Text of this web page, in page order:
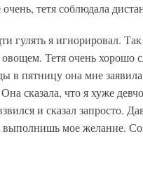
тетя соблюдала
гулять я игнорировал.
овощем. Тетя очень хорошо
в пятницу она мне
сказала, что я хуже
и сказал запросто.
выполнишь мое желание.